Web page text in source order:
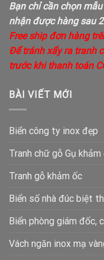
Bạn chỉ cần chọn
nhận được hàng sau
Free ship đơn hàng
Để tránh xẩy ra tranh
trước khi thanh toán
BÀI VIẾT MỚI
Biển công ty inox đẹp
Tranh chữ gỗ Gụ khảm
Tranh gỗ khảm ốc
Biển số nhà đúc biệt
Biển phòng giám đốc,
Vách ngăn inox mạ